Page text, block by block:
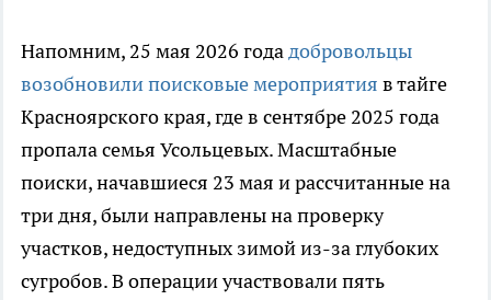
Напомним, 25 мая 2026 годадобровольцы
возобновили поисковые мероприятия в тайге
Красноярского края, где в сентябре 2025 года
пропала семья Усольцевых. Масштабные
поиски, начавшиеся 23 мая и рассчитанные на
три дня, были направлены на проверку
участков, недоступных зимой из-за глубоких
сугробов. В операции участвовали пять